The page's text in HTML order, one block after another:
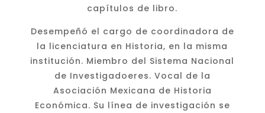
capítulos de libro.
Desempeñó el cargo de coordinadora de
la licenciatura en Historia, en la misma
institución. Miembro del Sistema Nacional
de Investigadoeres. Vocal de la
Asociación Mexicana de Historia
Económica. Su línea de investigación se